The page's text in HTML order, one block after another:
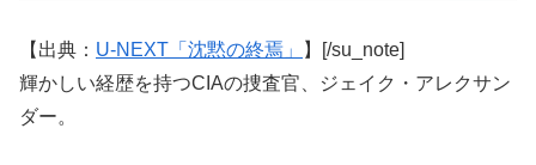
【出典： U-NEXT「沈黙の終焉」
】[/su_note]
輝かしい経歴を持つCIAの捜査官、ジェイク・アレクサン
ダー。